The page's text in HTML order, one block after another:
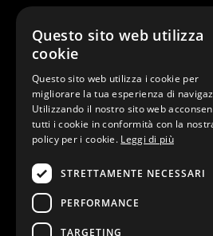
KIT UV V-LIGHT
EXTENSION BIOADESIVO
Extension Nano
FAQ
Questo sito web utilizza
cookie
Questo sito web utilizza i cookie per
migliorare la tua esperienza di
Utilizzando il nostro sito web
tutti i cookie in conformità con la
policy per i cookie. Leggi di più
STRETTAMENTE NECESSARI
PERFORMANCE
TARGETING